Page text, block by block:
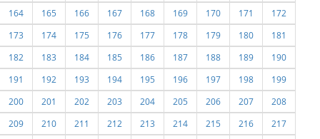
164
165 166 167 168 169 170 171
172
173
174 175 176 177 178 179 180
181
182
183 184 185 186 187 188 189
190
191
192 193 194 195 196 197 198
199
200
201 202 203 204 205 206 207
208
209
210 211 212 213 214 215 216
217